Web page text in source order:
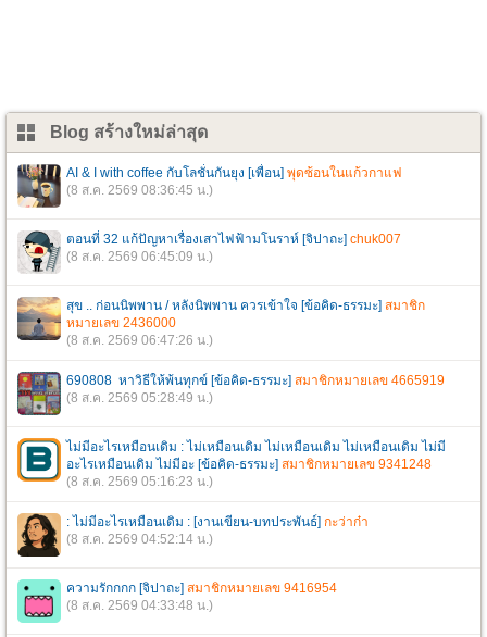
Blog สร้างใหม่ล่าสุด
AI & I with coffee กับโลชั่นกันยุง [เพื่อน] พุดซ้อนในแก้วกาแฟ
(8 ส.ค. 2569 08:36:45 น.)
ตอนที่ 32 แก้ปัญหาเรื่องเสาไฟฟ้ามโนราห์ [จิปาถะ] chuk007
(8 ส.ค. 2569 06:45:09 น.)
สุข .. ก่อนนิพพาน / หลังนิพพาน ควรเข้าใจ [ข้อคิด-ธรรมะ] สมาชิก
หมายเลข 2436000
(8 ส.ค. 2569 06:47:26 น.)
690808 หาวิธีให้พ้นทุกข์ [ข้อคิด-ธรรมะ] สมาชิกหมายเลข 4665919
(8 ส.ค. 2569 05:28:49 น.)
ไม่มีอะไรเหมือนเดิม : ไม่เหมือนเดิม ไม่เหมือนเดิม ไม่เหมือนเดิม ไม่มี
อะไรเหมือนเดิม ไม่มีอะ [ข้อคิด-ธรรมะ] สมาชิกหมายเลข 9341248
(8 ส.ค. 2569 05:16:23 น.)
: ไม่มีอะไรเหมือนเดิม : [งานเขียน-บทประพันธ์] กะว่าก๋า
(8 ส.ค. 2569 04:52:14 น.)
ความรักกกก [จิปาถะ] สมาชิกหมายเลข 9416954
(8 ส.ค. 2569 04:33:48 น.)